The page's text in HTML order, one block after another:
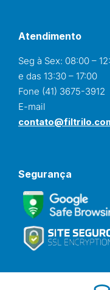
Atendimento
Seg à Sex: 08:00 –
e das 13:30 – 17:00
Fone (41) 3675-3912
E-mail
Segurança